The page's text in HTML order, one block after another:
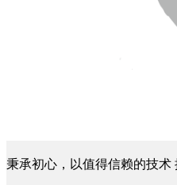
秉承初心，以值得信赖的技术